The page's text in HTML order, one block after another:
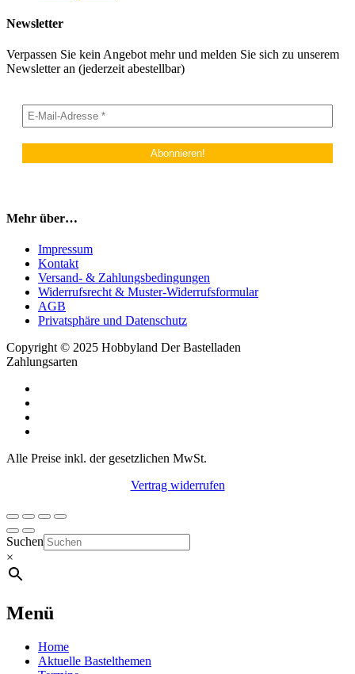
Newsletter
Verpassen Sie kein Angebot mehr und melden Sie sich zu unserem
Newsletter an (jederzeit abestellbar)
Mehr über…
Impressum
Kontakt
Versand- & Zahlungsbedingungen
Widerrufsrecht & Muster-Widerrufsformular
AGB
Privatsphäre und Datenschutz
Copyright © 2025 Hobbyland Der Bastelladen
Zahlungsarten
Alle Preise inkl. der gesetzlichen MwSt.
Vertrag widerrufen
Suchen
×
Menü
Home
Aktuelle Bastelthemen